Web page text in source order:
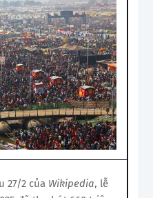
27/2 của Wikipedia, lễ